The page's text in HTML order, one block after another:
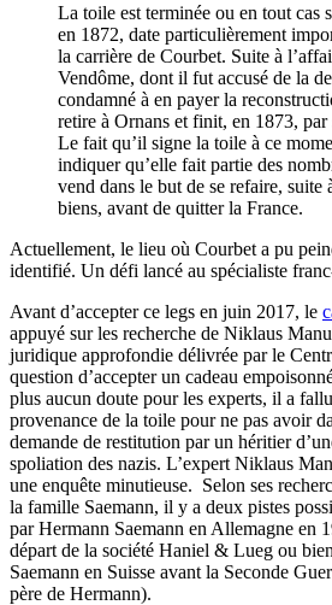
La toile est terminée ou en tout cas
en 1872, date particulièrement
la carrière de Courbet. Suite à
Vendôme, dont il fut accusé de la
condamné à en payer la
retire à Ornans et finit, en 1873, par
Le fait qu’il signe la toile à ce
indiquer qu’elle fait partie des
vend dans le but de se refaire, suite
biens, avant de quitter la France.
Actuellement, le lieu où Courbet a pu
identifié. Un défi lancé au spécialiste
Avant d’accepter ce legs en juin 2017, le
appuyé sur les recherche de Niklaus
juridique approfondie délivrée par le
question d’accepter un cadeau
plus aucun doute pour les experts, il a fallu
provenance de la toile pour ne pas avoir
demande de restitution par un héritier
spoliation des nazis. L’expert Niklaus
une enquête minutieuse. Selon ses
la famille Saemann, il y a deux pistes
par Hermann Saemann en Allemagne en
départ de la société Haniel & Lueg ou
Saemann en Suisse avant la Seconde
père de Hermann).